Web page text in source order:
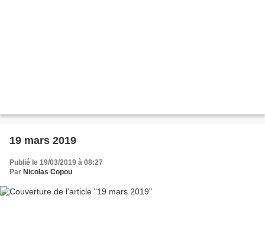
19 mars 2019
Publié le 19/03/2019 à 08:27
Par Nicolas Copou